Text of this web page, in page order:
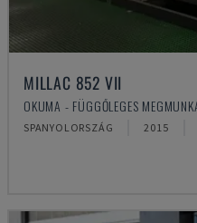
MILLAC 852 VII
OKUMA - FÜGGŐLEGES
SPANYOLORSZÁG 2015